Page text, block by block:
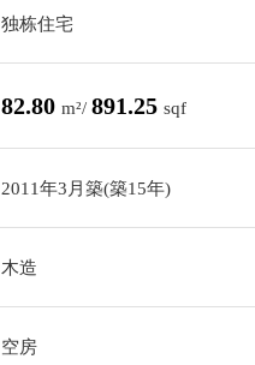
独栋住宅
82.80 m²/ 891.25 sqf
2011年3月築(築15年)
木造
空房